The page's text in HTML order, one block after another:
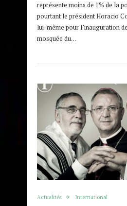
représente moins de 1% de la
pourtant le président Horacio
lui-même pour l’inauguration
mosquée du…
Actualités International